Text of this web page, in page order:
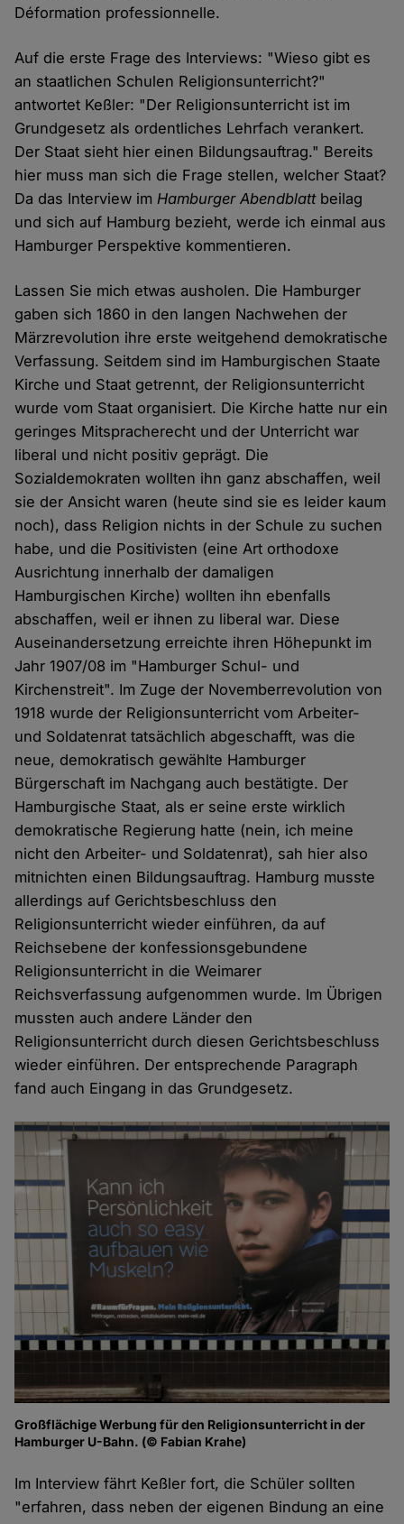
Déformation professionnelle.
Auf die erste Frage des Interviews: "Wieso gibt es
an staatlichen Schulen Religionsunterricht?"
antwortet Keßler: "Der Religionsunterricht ist im
Grundgesetz als ordentliches Lehrfach verankert.
Der Staat sieht hier einen Bildungsauftrag." Bereits
hier muss man sich die Frage stellen, welcher Staat?
Da das Interview imHamburger Abendblattbeilag
und sich auf Hamburg bezieht, werde ich einmal aus
Hamburger Perspektive kommentieren.
Lassen Sie mich etwas ausholen. Die Hamburger
gaben sich 1860 in den langen Nachwehen der
Märzrevolution ihre erste weitgehend demokratische
Verfassung. Seitdem sind im Hamburgischen Staate
Kirche und Staat getrennt, der Religionsunterricht
wurde vom Staat organisiert. Die Kirche hatte nur ein
geringes Mitspracherecht und der Unterricht war
liberal und nicht positiv geprägt. Die
Sozialdemokraten wollten ihn ganz abschaffen, weil
sie der Ansicht waren (heute sind sie es leider kaum
noch), dass Religion nichts in der Schule zu suchen
habe, und die Positivisten (eine Art orthodoxe
Ausrichtung innerhalb der damaligen
Hamburgischen Kirche) wollten ihn ebenfalls
abschaffen, weil er ihnen zu liberal war. Diese
Auseinandersetzung erreichte ihren Höhepunkt im
Jahr 1907/08 im "Hamburger Schul- und
Kirchenstreit". Im Zuge der Novemberrevolution von
1918 wurde der Religionsunterricht vom Arbeiter-
und Soldatenrat tatsächlich abgeschafft, was die
neue, demokratisch gewählte Hamburger
Bürgerschaft im Nachgang auch bestätigte. Der
Hamburgische Staat, als er seine erste wirklich
demokratische Regierung hatte (nein, ich meine
nicht den Arbeiter- und Soldatenrat), sah hier also
mitnichten einen Bildungsauftrag. Hamburg musste
allerdings auf Gerichtsbeschluss den
Religionsunterricht wieder einführen, da auf
Reichsebene der konfessionsgebundene
Religionsunterricht in die Weimarer
Reichsverfassung aufgenommen wurde. Im Übrigen
mussten auch andere Länder den
Religionsunterricht durch diesen Gerichtsbeschluss
wieder einführen. Der entsprechende Paragraph
fand auch Eingang in das Grundgesetz.
Großflächige Werbung für den Religionsunterricht in der
Hamburger U-Bahn. (© Fabian Krahe)
Im Interview fährt Keßler fort, die Schüler sollten
"erfahren, dass neben der eigenen Bindung an eine